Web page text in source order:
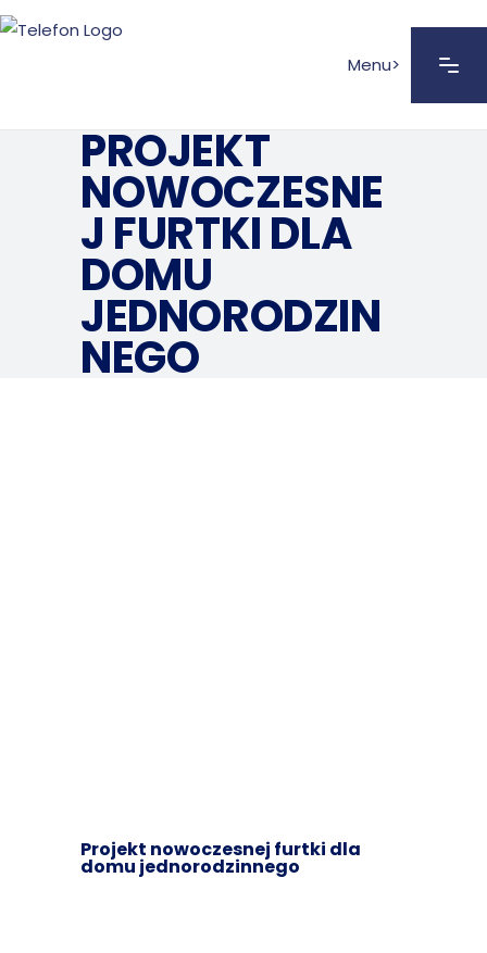
Menu>
PROJEKT
NOWOCZESNE
J FURTKI DLA
DOMU
JEDNORODZIN
NEGO
Projekt nowoczesnej furtki dla
domu jednorodzinnego